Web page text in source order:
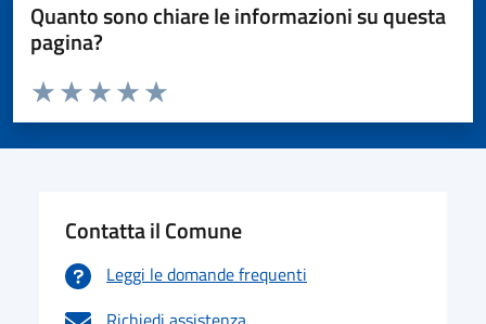
Quanto sono chiare le informazioni su questa
pagina?
Valuta da 1 a 5 stelle la pagina
Valuta 5 stelle su 5
Valuta 4 stelle su 5
Valuta 3 stelle su 5
Valuta 2 stelle su 5
Valuta 1 stelle su 5
Contatta il Comune
Leggi le domande frequenti